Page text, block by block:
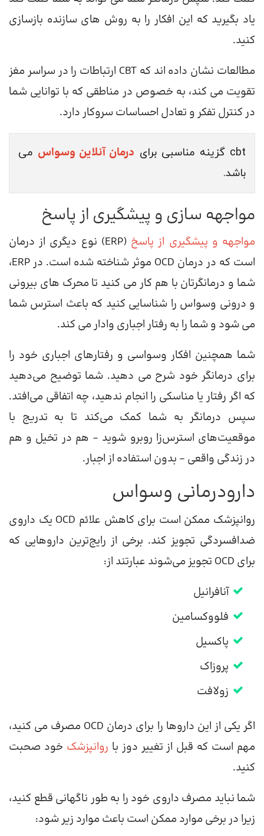
یاد بگیرید که این افکار را به روش های سازنده بازسازی
کنید.
مطالعات نشان داده اند که CBT ارتباطات را در سراسر مغز
تقویت می کند، به خصوص در مناطقی که با توانایی شما
در کنترل تفکر و تعادل احساسات سروکار دارد.
cbt گزینه مناسبی برای درمان آنلاین وسواس می
باشد.
مواجهه سازی و پیشگیری از پاسخ
مواجهه و پیشگیری از پاسخ
(ERP) نوع دیگری از درمان
است که در درمان OCD موثر شناخته شده است. در ERP،
شما و درمانگرتان با هم کار می کنید تا محرک های بیرونی
و درونی وسواس را شناسایی کنید که باعث استرس شما
می شود و شما را به رفتار اجباری وادار می کند.
شما همچنین افکار وسواسی و رفتارهای اجباری خود را
برای درمانگر خود شرح می دهید. شما توضیح می‌دهید
که اگر رفتار یا مناسکی را انجام ندهید، چه اتفاقی می‌افتد.
سپس درمانگر به شما کمک می‌کند تا به تدریج با
موقعیت‌های استرس‌زا روبرو شوید – هم در تخیل و هم
در زندگی واقعی – بدون استفاده از اجبار.
دارودرمانی وسواس
روانپزشک ممکن است برای کاهش علائم OCD یک داروی
ضدافسردگی تجویز کند. برخی از رایج‌ترین داروهایی که
برای OCD تجویز می‌شوند عبارتند از:
آنافرانیل
فلووکسامین
پاکسیل
پروزاک
زولافت
اگر یکی از این داروها را برای درمان OCD مصرف می کنید،
مهم است که قبل از تغییر دوز با روانپزشک خود صحبت
کنید.
شما نباید مصرف داروی خود را به طور ناگهانی قطع کنید،
زیرا در برخی موارد ممکن است باعث موارد زیر شود: